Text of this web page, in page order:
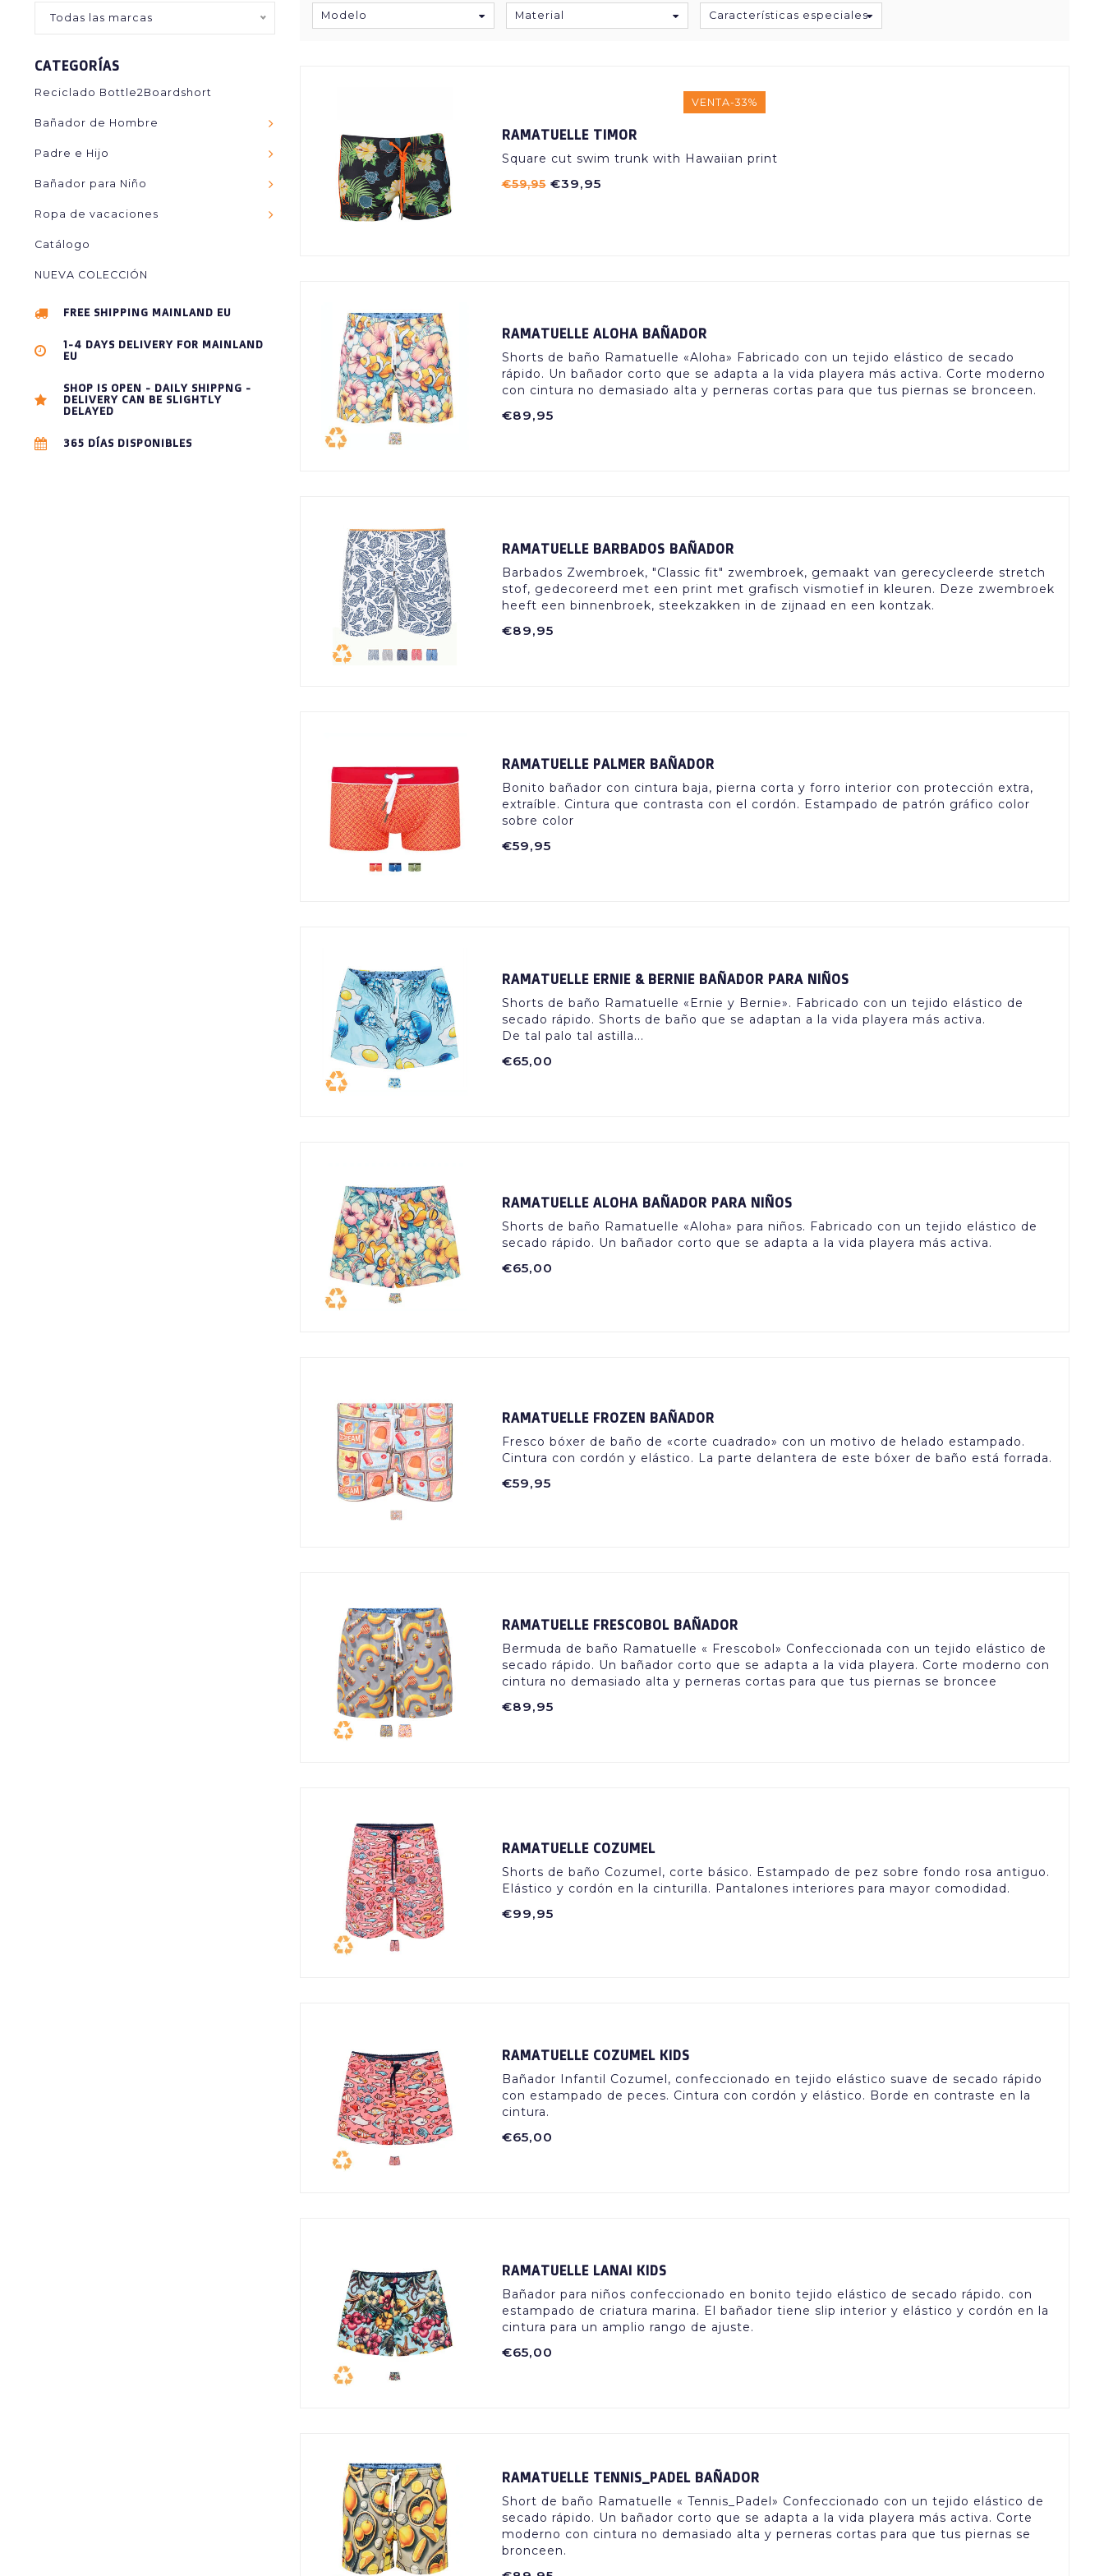
Todas las marcas
CATEGORÍAS
Reciclado Bottle2Boardshort
Bañador de Hombre
Padre e Hijo
Bañador para Niño
Ropa de vacaciones
Catálogo
NUEVA COLECCIÓN
FREE SHIPPING MAINLAND EU
1-4 DAYS DELIVERY FOR MAINLAND
EU
SHOP IS OPEN - DAILY SHIPPNG -
DELIVERY CAN BE SLIGHTLY
DELAYED
365 DÍAS DISPONIBLES
Modelo Material Características especiales
VENTA-33%
RAMATUELLE TIMOR
Square cut swim trunk with Hawaiian print
€59,95€39,95
RAMATUELLE ALOHA BAÑADOR
Shorts de baño Ramatuelle «Aloha» Fabricado con un tejido elástico de secado
rápido. Un bañador corto que se adapta a la vida playera más activa. Corte moderno
con cintura no demasiado alta y perneras cortas para que tus piernas se bronceen.
€89,95
RAMATUELLE BARBADOS BAÑADOR
Barbados Zwembroek, "Classic fit" zwembroek, gemaakt van gerecycleerde stretch
stof, gedecoreerd met een print met grafisch vismotief in kleuren. Deze zwembroek
heeft een binnenbroek, steekzakken in de zijnaad en een kontzak.
€89,95
RAMATUELLE PALMER BAÑADOR
Bonito bañador con cintura baja, pierna corta y forro interior con protección extra,
extraíble. Cintura que contrasta con el cordón. Estampado de patrón gráfico color
sobre color
€59,95
RAMATUELLE ERNIE & BERNIE BAÑADOR PARA NIÑOS
Shorts de baño Ramatuelle «Ernie y Bernie». Fabricado con un tejido elástico de
secado rápido. Shorts de baño que se adaptan a la vida playera más activa.
De tal palo tal astilla...
€65,00
RAMATUELLE ALOHA BAÑADOR PARA NIÑOS
Shorts de baño Ramatuelle «Aloha» para niños. Fabricado con un tejido elástico de
secado rápido. Un bañador corto que se adapta a la vida playera más activa.
€65,00
RAMATUELLE FROZEN BAÑADOR
Fresco bóxer de baño de «corte cuadrado» con un motivo de helado estampado.
Cintura con cordón y elástico. La parte delantera de este bóxer de baño está forrada.
€59,95
RAMATUELLE FRESCOBOL BAÑADOR
Bermuda de baño Ramatuelle « Frescobol» Confeccionada con un tejido elástico de
secado rápido. Un bañador corto que se adapta a la vida playera. Corte moderno con
cintura no demasiado alta y perneras cortas para que tus piernas se broncee
€89,95
RAMATUELLE COZUMEL
Shorts de baño Cozumel, corte básico. Estampado de pez sobre fondo rosa antiguo.
Elástico y cordón en la cinturilla. Pantalones interiores para mayor comodidad.
€99,95
RAMATUELLE COZUMEL KIDS
Bañador Infantil Cozumel, confeccionado en tejido elástico suave de secado rápido
con estampado de peces. Cintura con cordón y elástico. Borde en contraste en la
cintura.
€65,00
RAMATUELLE LANAI KIDS
Bañador para niños confeccionado en bonito tejido elástico de secado rápido. con
estampado de criatura marina. El bañador tiene slip interior y elástico y cordón en la
cintura para un amplio rango de ajuste.
€65,00
RAMATUELLE TENNIS_PADEL BAÑADOR
Short de baño Ramatuelle « Tennis_Padel» Confeccionado con un tejido elástico de
secado rápido. Un bañador corto que se adapta a la vida playera más activa. Corte
moderno con cintura no demasiado alta y perneras cortas para que tus piernas se
bronceen.